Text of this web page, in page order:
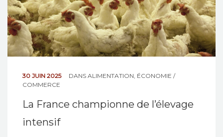
30 JUIN 2025 DANS ALIMENTATION ÉCONOMIE /
COMMERCE
La France championne de l’élevage
intensif